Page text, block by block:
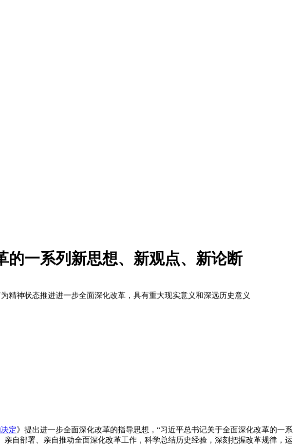
的一系列新思想、新观点、新论断
精神状态推进进一步全面深化改革，具有重大现实意义和深远历史意义
定》提出进一步全面深化改革的指导思想，“习近平总书记关于全面深化改革的一系
自部署、亲自推动全面深化改革工作，科学总结历史经验，深刻把握改革规律，运